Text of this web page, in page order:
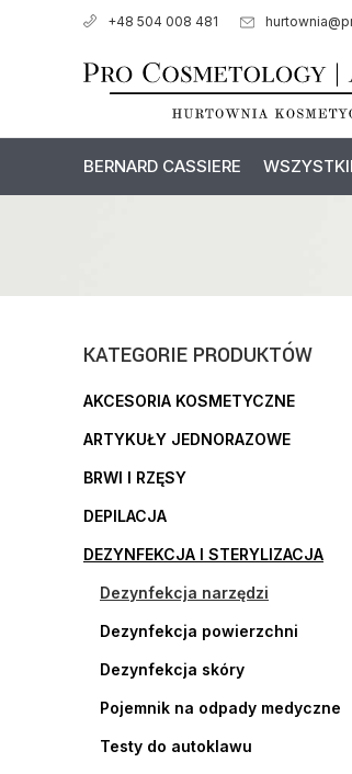
+48 504 008 481
BERNARD CASSIERE
KATEGORIE PRODUKTÓW
AKCESORIA KOSMETYCZNE
ARTYKUŁY JEDNORAZOWE
BRWI I RZĘSY
DEPILACJA
DEZYNFEKCJA I STERYLIZACJA
Dezynfekcja narzędzi
Dezynfekcja powierzchni
Dezynfekcja skóry
Pojemnik na odpady medyczne
Testy do autoklawu